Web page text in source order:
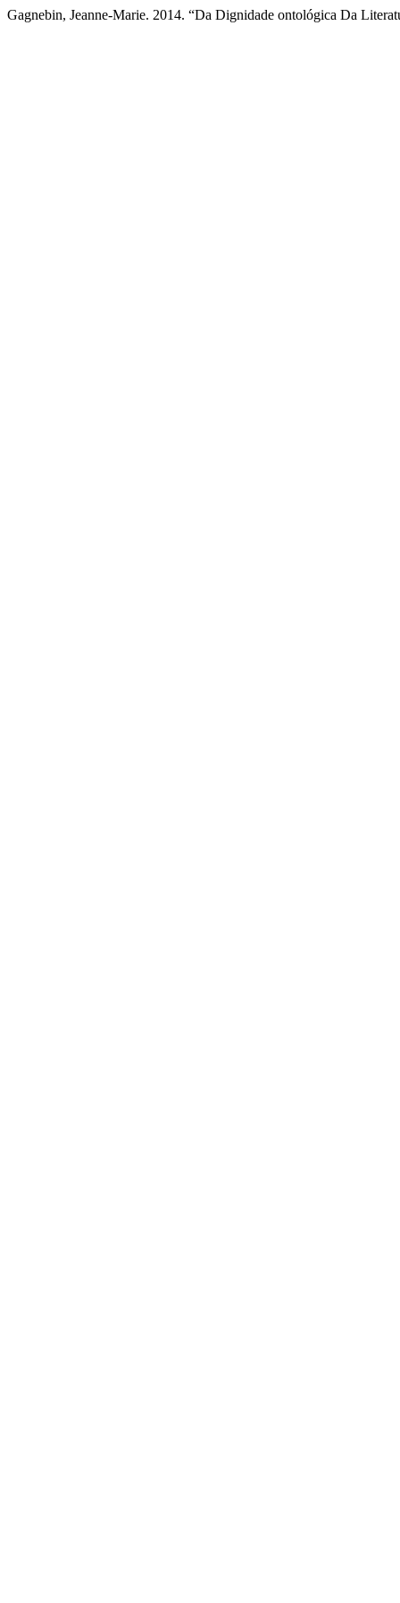
Gagnebin, Jeanne-Marie. 2014. “Da Dignidade ontológica Da